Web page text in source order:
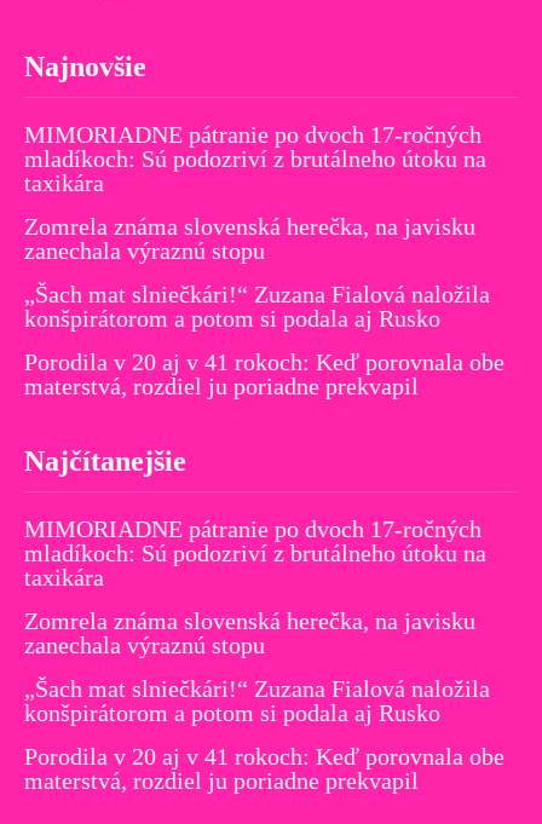
Najnovšie
MIMORIADNE pátranie po dvoch 17-ročných
mladíkoch: Sú podozriví z brutálneho útoku na
taxikára
Zomrela známa slovenská herečka, na javisku
zanechala výraznú stopu
„Šach mat slniečkári!“ Zuzana Fialová naložila
konšpirátorom a potom si podala aj Rusko
Porodila v 20 aj v 41 rokoch: Keď porovnala obe
materstvá, rozdiel ju poriadne prekvapil
Najčítanejšie
MIMORIADNE pátranie po dvoch 17-ročných
mladíkoch: Sú podozriví z brutálneho útoku na
taxikára
Zomrela známa slovenská herečka, na javisku
zanechala výraznú stopu
„Šach mat slniečkári!“ Zuzana Fialová naložila
konšpirátorom a potom si podala aj Rusko
Porodila v 20 aj v 41 rokoch: Keď porovnala obe
materstvá, rozdiel ju poriadne prekvapil